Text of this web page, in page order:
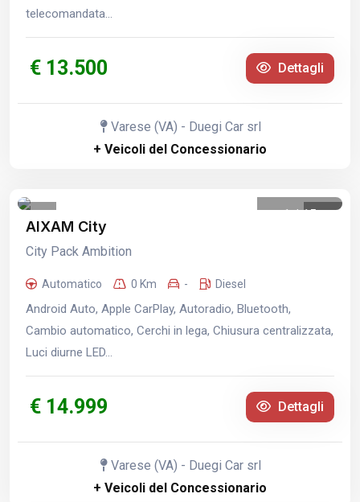
telecomandata...
€ 13.500 Dettagli
Varese (VA) - Duegi Car srl
+ Veicoli del Concessionario
1 /15
AIXAM City
City Pack Ambition
Automatico 0 Km - Diesel
Android Auto, Apple CarPlay, Autoradio, Bluetooth,
Cambio automatico, Cerchi in lega, Chiusura centralizzata,
Luci diurne LED...
€ 14.999 Dettagli
Varese (VA) - Duegi Car srl
+ Veicoli del Concessionario